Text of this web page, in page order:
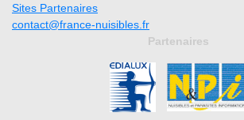
Sites Partenaires
contact@france-nuisibles.fr
Partenaires